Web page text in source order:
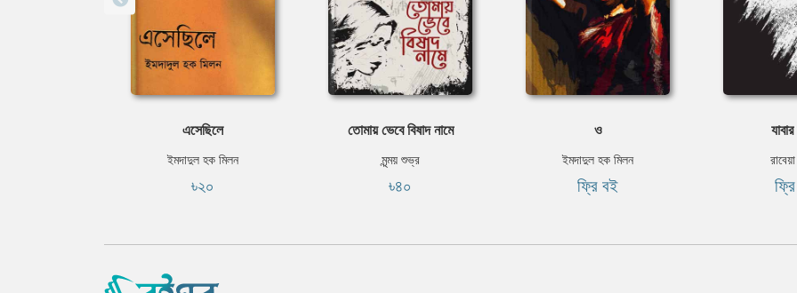
এসেছিলে
ইমদাদুল হক মিলন
৳২০
তোমায় ভেবে বিষাদ নামে
মৃন্ময় শুভ্র
৳৪০
ও
ইমদাদুল হক মিলন
ফ্রি বই